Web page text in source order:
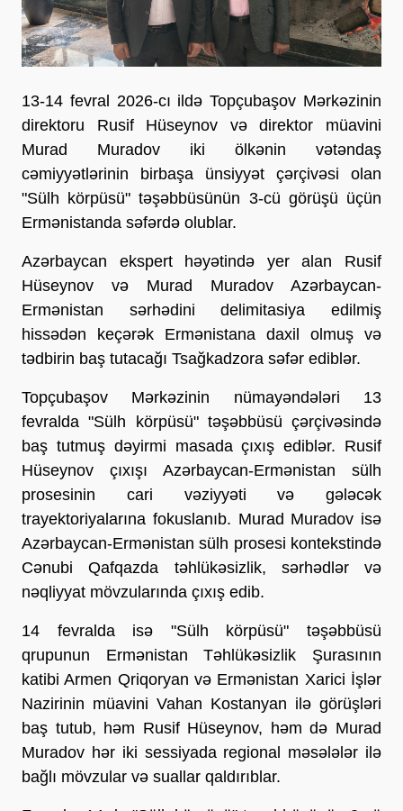
13-14 fevral 2026-cı ildə Topçubaşov Mərkəzinin
direktoru Rusif Hüseynov və direktor müavini
Murad Muradov iki ölkənin vətəndaş
cəmiyyətlərinin birbaşa ünsiyyət çərçivəsi olan
"Sülh körpüsü" təşəbbüsünün 3-cü görüşü üçün
Ermənistanda səfərdə olublar.
Azərbaycan ekspert həyətində yer alan Rusif
Hüseynov və Murad Muradov Azərbaycan-
Ermənistan sərhədini delimitasiya edilmiş
hissədən keçərək Ermənistana daxil olmuş və
tədbirin baş tutacağı Tsağkadzora səfər ediblər.
Topçubaşov Mərkəzinin nümayəndələri 13
fevralda "Sülh körpüsü" təşəbbüsü çərçivəsində
baş tutmuş dəyirmi masada çıxış ediblər. Rusif
Hüseynov çıxışı Azərbaycan-Ermənistan sülh
prosesinin cari vəziyyəti və gələcək
trayektoriyalarına fokuslanıb. Murad Muradov isə
Azərbaycan-Ermənistan sülh prosesi kontekstində
Cənubi Qafqazda təhlükəsizlik, sərhədlər və
nəqliyyat mövzularında çıxış edib.
14 fevralda isə "Sülh körpüsü" təşəbbüsü
qrupunun Ermənistan Təhlükəsizlik Şurasının
katibi Armen Qriqoryan və Ermənistan Xarici İşlər
Nazirinin müavini Vahan Kostanyan ilə görüşləri
baş tutub, həm Rusif Hüseynov, həm də Murad
Muradov hər iki sessiyada regional məsələlər ilə
bağlı mövzular və suallar qaldırıblar.